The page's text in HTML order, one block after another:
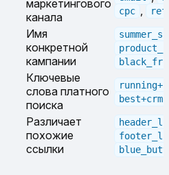
маркетингового
канала
cpc ,
Имя
конкретной
кампании
Ключевые
слова платного
поиска
best+crm
Различает
похожие
ссылки